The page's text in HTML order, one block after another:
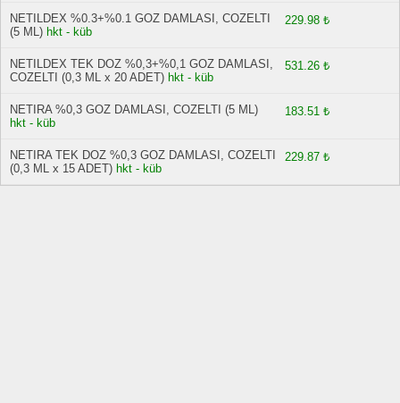
NETILDEX %0.3+%0.1 GOZ DAMLASI, COZELTI
(5 ML) hkt - küb
229.98 ₺
NETILDEX TEK DOZ %0,3+%0,1 GOZ DAMLASI,
COZELTI (0,3 ML x 20 ADET) hkt - küb
531.26 ₺
NETIRA %0,3 GOZ DAMLASI, COZELTI (5 ML)
hkt - küb
183.51 ₺
NETIRA TEK DOZ %0,3 GOZ DAMLASI, COZELTI
(0,3 ML x 15 ADET) hkt - küb
229.87 ₺